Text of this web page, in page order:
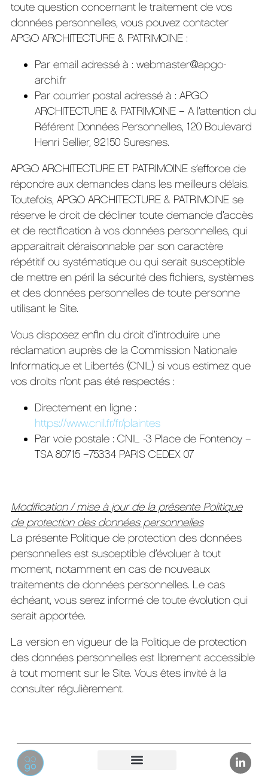
toute question concernant le traitement de vos
données personnelles, vous pouvez contacter
APGO ARCHITECTURE & PATRIMOINE :
Par email adressé à : webmaster@apgo-
archi.fr
Par courrier postal adressé à : APGO
ARCHITECTURE & PATRIMOINE – A l’attention du
Référent Données Personnelles, 120 Boulevard
Henri Sellier, 92150 Suresnes.
APGO ARCHITECTURE ET PATRIMOINE s’efforce de
répondre aux demandes dans les meilleurs délais.
Toutefois, APGO ARCHITECTURE & PATRIMOINE se
réserve le droit de décliner toute demande d’accès
et de rectification à vos données personnelles, qui
apparaitrait déraisonnable par son caractère
répétitif ou systématique ou qui serait susceptible
de mettre en péril la sécurité des fichiers, systèmes
et des données personnelles de toute personne
utilisant le Site.
Vous disposez enfin du droit d’introduire une
réclamation auprès de la Commission Nationale
Informatique et Libertés (CNIL) si vous estimez que
vos droits n’ont pas été respectés :
Directement en ligne :
https://www.cnil.fr/fr/plaintes
Par voie postale : CNIL -3 Place de Fontenoy –
TSA 80715 –75334 PARIS CEDEX 07
Modification / mise à jour de la présente Politique
de protection des données personnelles
La présente Politique de protection des données
personnelles est susceptible d’évoluer à tout
moment, notamment en cas de nouveaux
traitements de données personnelles. Le cas
échéant, vous serez informé de toute évolution qui
serait apportée.
La version en vigueur de la Politique de protection
des données personnelles est librement accessible
à tout moment sur le Site. Vous êtes invité à la
consulter régulièrement.